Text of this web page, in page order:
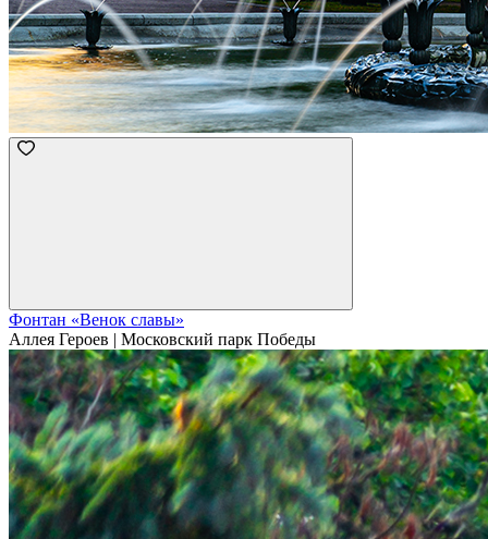
Фонтан «Венок славы»
Аллея Героев | Московский парк Победы